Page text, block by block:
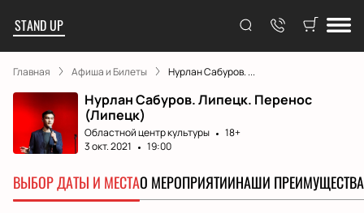
STAND UP
Главная Афиша и Билеты Нурлан Сабуров. ...
Нурлан Сабуров. Липецк. Перенос
(Липецк)
Областной центр культуры
18+
3 окт. 2021
19:00
ВЫБОР ДАТЫ И МЕСТАО МЕРОПРИЯТИИНАШИ ПРЕИМУЩЕСТВА